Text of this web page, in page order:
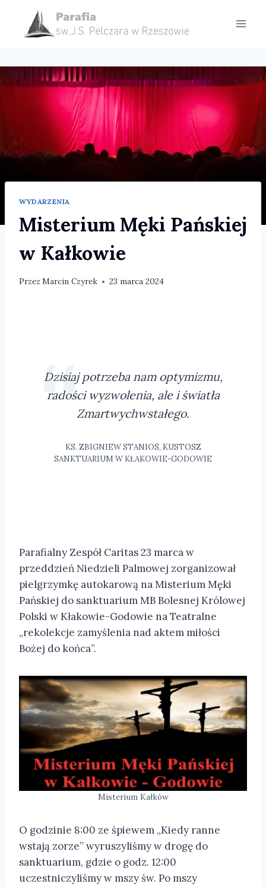
treści
WYDARZENIA
Misterium Męki Pańskiej
w Kałkowie
Przez Marcin Czyrek 23 marca 2024
Dzisiaj potrzeba nam optymizmu,
radości wyzwolenia, ale i światła
Zmartwychwstałego.
KS. ZBIGNIEW STANIOS, KUSTOSZ
SANKTUARIUM W KŁAKOWIE-GODOWIE
Parafialny Zespół Caritas 23 marca w
przeddzień Niedzieli Palmowej zorganizował
pielgrzymkę autokarową na Misterium Męki
Pańskiej do sanktuarium MB Bolesnej Królowej
Polski w Kłakowie-Godowie na Teatralne
„rekolekcje zamyślenia nad aktem miłości
Bożej do końca”.
Misterium Kałków
O godzinie 8:00 ze śpiewem „Kiedy ranne
wstają zorze” wyruszyliśmy w drogę do
sanktuarium, gdzie o godz. 12:00
uczestniczyliśmy w mszy św. Po mszy